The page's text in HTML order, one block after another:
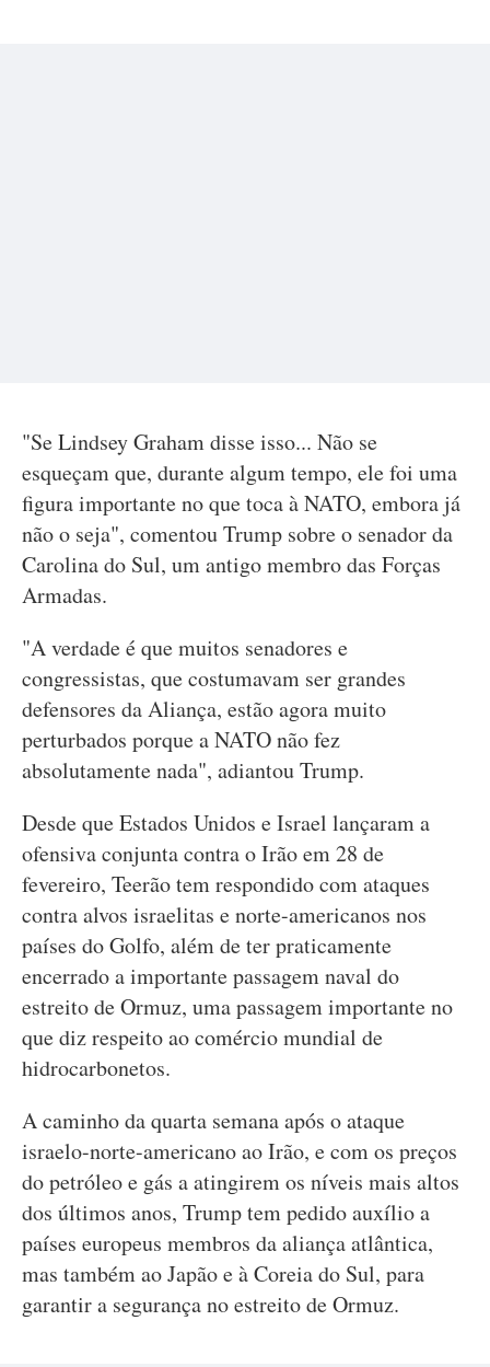
"Se Lindsey Graham disse isso... Não se
esqueçam que, durante algum tempo, ele foi uma
figura importante no que toca à NATO, embora já
não o seja", comentou Trump sobre o senador da
Carolina do Sul, um antigo membro das Forças
Armadas.
"A verdade é que muitos senadores e
congressistas, que costumavam ser grandes
defensores da Aliança, estão agora muito
perturbados porque a NATO não fez
absolutamente nada", adiantou Trump.
Desde que Estados Unidos e Israel lançaram a
ofensiva conjunta contra o Irão em 28 de
fevereiro, Teerão tem respondido com ataques
contra alvos israelitas e norte-americanos nos
países do Golfo, além de ter praticamente
encerrado a importante passagem naval do
estreito de Ormuz, uma passagem importante no
que diz respeito ao comércio mundial de
hidrocarbonetos.
A caminho da quarta semana após o ataque
israelo-norte-americano ao Irão, e com os preços
do petróleo e gás a atingirem os níveis mais altos
dos últimos anos, Trump tem pedido auxílio a
países europeus membros da aliança atlântica,
mas também ao Japão e à Coreia do Sul, para
garantir a segurança no estreito de Ormuz.